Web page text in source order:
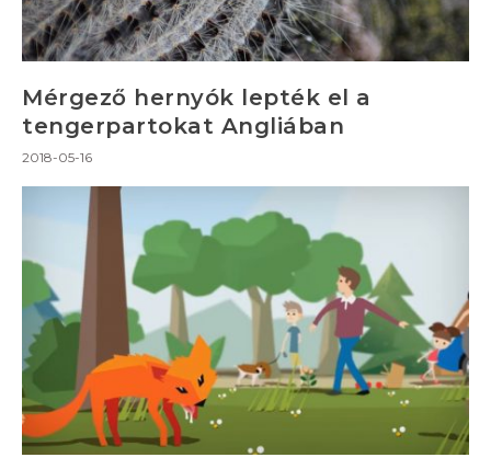
Mérgező hernyók lepték el a
tengerpartokat Angliában
2018-05-16